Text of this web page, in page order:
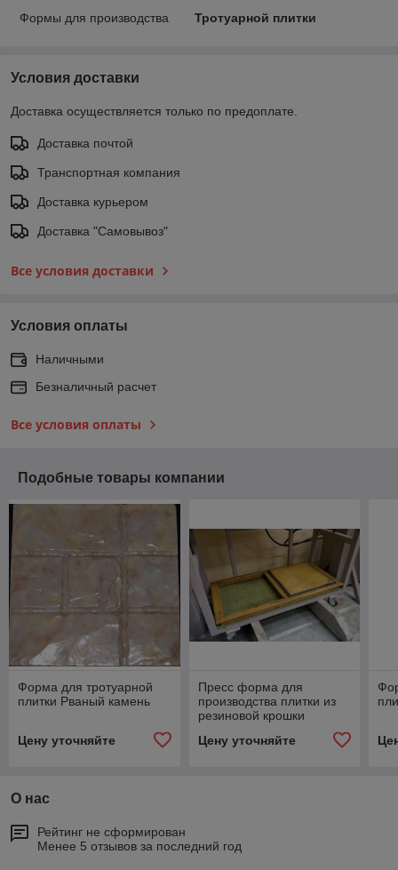
Формы для производства
Тротуарной плитки
Условия доставки
Доставка осуществляется только по предоплате.
Доставка почтой
Транспортная компания
Доставка курьером
Доставка "Самовывоз"
Все условия доставки
Условия оплаты
Наличными
Безналичный расчет
Все условия оплаты
Подобные товары компании
Форма для тротуарной
плитки Рваный камень
Цену уточняйте
Пресс форма для
производства плитки из
резиновой крошки
Цену уточняйте
О нас
Рейтинг не сформирован
Менее 5 отзывов за последний год